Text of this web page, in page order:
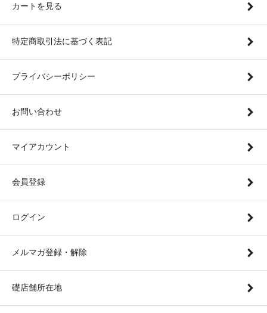
カートを見る
特定商取引法に基づく表記
プライバシーポリシー
お問い合わせ
マイアカウント
会員登録
ログイン
メルマガ登録・解除
礎店舗所在地